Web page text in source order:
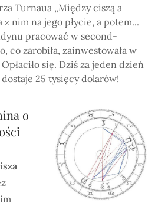
Turnaua „Między ciszą a
z nim na jego płycie, a potem...
pracować w second-
co zarobiła, zainwestowała w
się. Dziś za jeden dzień
25 tysięcy dolarów!
o